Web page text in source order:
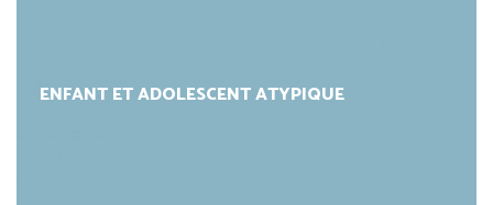
ENFANT ET ADOLESCENT ATYPIQUE